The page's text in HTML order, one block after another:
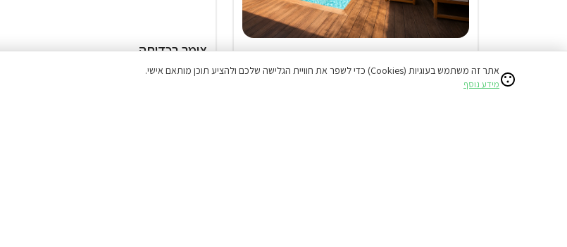
2 צימרים בביריה
20% הנחת דקה 90
צימר בכדיתה
המתחם כולו שלכם אתר זה משתמש בעוגיות (Cookies) כדי לשפר את חוויית הגלישה שלכם ולהציע תוכן מותאם אישי.
מידע נוסף